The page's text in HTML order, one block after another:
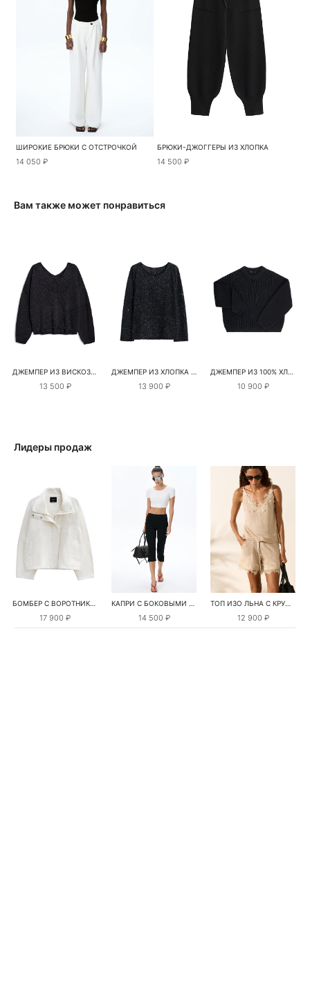
ШИРОКИЕ БРЮКИ С ОТСТРОЧКОЙ
14 050 ₽
БРЮКИ-ДЖОГГЕРЫ ИЗ ХЛОПКА
14 500 ₽
Вам также может понравиться
ДЖЕМПЕР ИЗ ВИСКОЗЫ С ЛЮРЕКСОМ И V-ОБРАЗНЫМ ВЫРЕЗОМ
13 500 ₽
ДЖЕМПЕР ИЗ ХЛОПКА С ПАЙЕТКАМИ И ЛЮРЕКСОМ
13 900 ₽
ДЖЕМПЕР ИЗ 100% ХЛОПКА С ДЕКОРАТИВНЫМИ СБАВКАМИ
10 900 ₽
Лидеры продаж
БОМБЕР С ВОРОТНИКОМ-СТОЙКОЙ
17 900 ₽
КАПРИ С БОКОВЫМИ РАЗРЕЗАМИ
14 500 ₽
ТОП ИЗО ЛЬНА С КРУЖЕВОМ
12 900 ₽